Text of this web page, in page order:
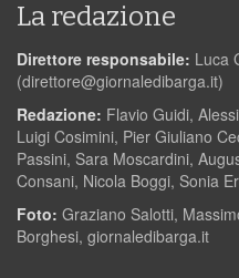
La redazione
Direttore responsabile: Luca
(direttore@giornaledibarga.it)
Redazione: Flavio Guidi,
Luigi Cosimini, Pier Giuliano
Passini, Sara Moscardini,
Consani, Nicola Boggi, Sonia
Foto: Graziano Salotti,
Borghesi, giornaledibarga.it